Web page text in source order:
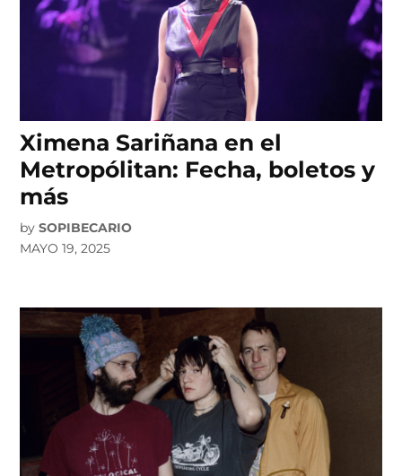
Ximena Sariñana en el
Metropólitan: Fecha, boletos y
más
by SOPIBECARIO
MAYO 19, 2025